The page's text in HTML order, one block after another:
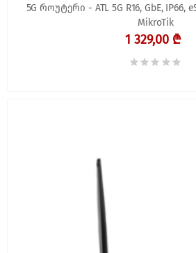
5G როუტერი - ATL 5G R16, GbE, IP66,
MikroTik
1 329,00 ₾